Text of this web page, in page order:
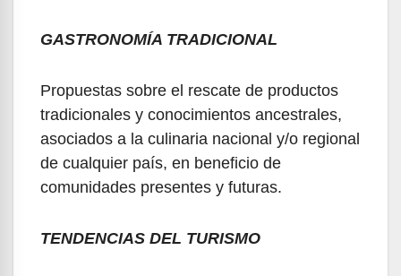
GASTRONOMÍA TRADICIONAL
Propuestas sobre el rescate de productos
tradicionales y conocimientos ancestrales,
asociados a la culinaria nacional y/o regional
de cualquier país, en beneficio de
comunidades presentes y futuras.
TENDENCIAS DEL TURISMO